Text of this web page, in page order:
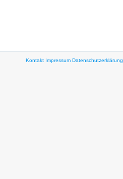
Kontakt Impressum Datenschutzerklärung